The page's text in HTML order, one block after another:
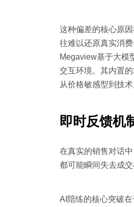
这种偏差的核心原
往难以还原真实消
Megaview基于大模
交互环境。其内置
从价格敏感型到技
即时反馈机
在真实的销售对话
都可能瞬间失去成
AI陪练的核心突破在